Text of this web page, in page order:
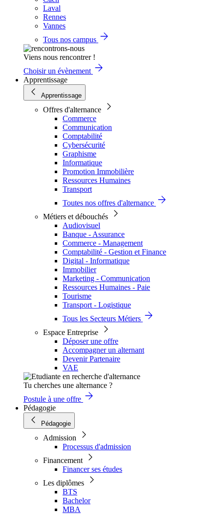
Laval
Rennes
Vannes
Tous nos campus
Viens nous rencontrer !
Choisir un évènement
Apprentissage
Apprentissage
Offres d'alternance
Commerce
Communication
Comptabilité
Cybersécurité
Graphisme
Informatique
Promotion Immobilière
Ressources Humaines
Transport
Toutes nos offres d'alternance
Métiers et débouchés
Audiovisuel
Banque - Assurance
Commerce - Management
Comptabilité - Gestion et Finance
Digital - Informatique
Immobilier
Marketing - Communication
Ressources Humaines - Paie
Tourisme
Transport - Logistique
Tous les Secteurs Métiers
Espace Entreprise
Déposer une offre
Accompagner un alternant
Devenir Partenaire
VAE
Tu cherches une alternance ?
Postule à une offre
Pédagogie
Pédagogie
Admission
Processus d'admission
Financement
Financer ses études
Les diplômes
BTS
Bachelor
MBA